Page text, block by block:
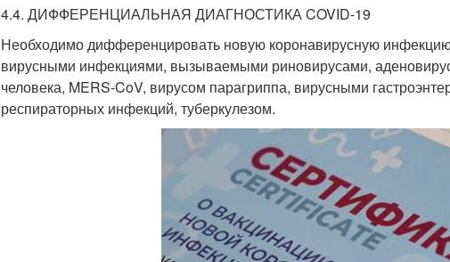
4.4. ДИФФЕРЕНЦИАЛЬНАЯ ДИАГНОСТИКА COVID-19
Необходимо дифференцировать новую коронавирусную
вирусными инфекциями, вызываемыми риновирусами,
человека, MERS-CoV, вирусом парагриппа, вирусными
респираторных инфекций, туберкулезом.